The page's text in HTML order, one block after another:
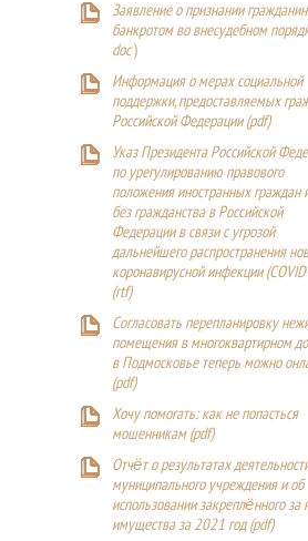
Заявление о признании
банкротом во внесудебном
doc)
Информация о мерах социальной
поддержки, предоставляемых
Российской Федерации (pdf)
Указ Президента Российской
по урегулированию правового
положения иностранных граждан
без гражданства в Российской
Федерации в связи с угрозой
дальнейшего распространения
коронавирусной инфекции
(rtf)
Согласовать перепланировку
помещения в многоквартирном
в Подмосковье теперь можно
(pdf)
Хочу помогать: как не попасться
мошенникам (pdf)
Отчёт о результатах
муниципального учреждения и об
использовании закреплённого за
имущества за 2021 год (pdf)